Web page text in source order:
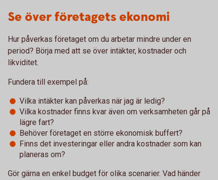
Se över företagets ekonomi
Hur påverkas företaget om du arbetar mindre under en
period? Börja med att se över intäkter, kostnader och
likviditet.
Fundera till exempel på:
Vilka intäkter kan påverkas när jag är ledig?
Vilka kostnader finns kvar även om verksamheten går på
lägre fart?
Behöver företaget en större ekonomisk buffert?
Finns det investeringar eller andra kostnader som kan
planeras om?
Gör gärna en enkel budget för olika scenarier. Vad händer